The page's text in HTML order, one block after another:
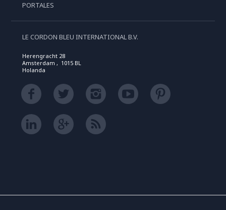
PORTALES
LE CORDON BLEU INTERNATIONAL B.V.
Herengracht 28
Amsterdam , 1015 BL
Holanda